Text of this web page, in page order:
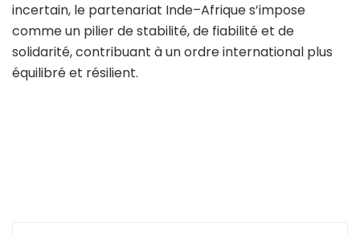
incertain, le partenariat Inde–Afrique s’impose
comme un pilier de stabilité, de fiabilité et de
solidarité, contribuant à un ordre international plus
équilibré et résilient.